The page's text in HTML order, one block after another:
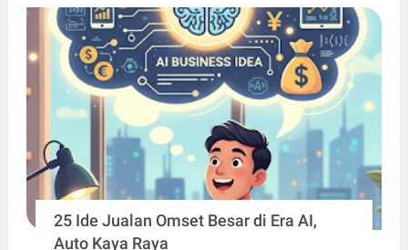
25 Ide Jualan Omset Besar di Era AI,
Auto Kaya Raya